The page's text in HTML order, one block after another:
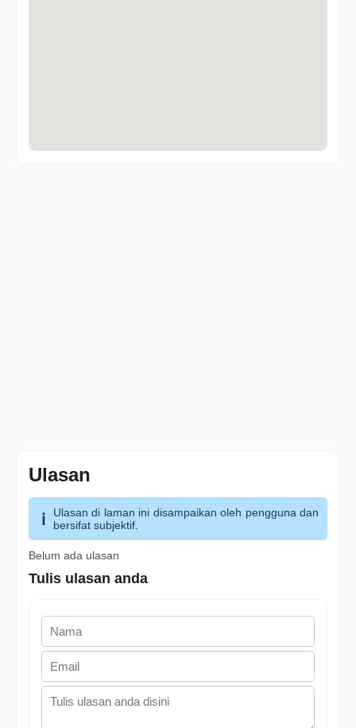
Ulasan
Ulasan di laman ini disampaikan oleh pengguna dan
bersifat subjektif.
Belum ada ulasan
Tulis ulasan anda